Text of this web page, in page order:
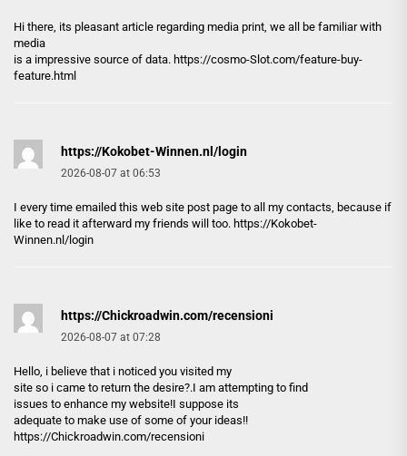
Hi there, its pleasant article regarding media print, we all be familiar with
media
is a impressive source of data. https://cosmo-Slot.com/feature-buy-
feature.html
https://Kokobet-Winnen.nl/login
2026-08-07 at 06:53
I every time emailed this web site post page to all my contacts, because if
like to read it afterward my friends will too. https://Kokobet-
Winnen.nl/login
https://Chickroadwin.com/recensioni
2026-08-07 at 07:28
Hello, i believe that i noticed you visited my
site so i came to return the desire?.I am attempting to find
issues to enhance my website!I suppose its
adequate to make use of some of your ideas!!
https://Chickroadwin.com/recensioni